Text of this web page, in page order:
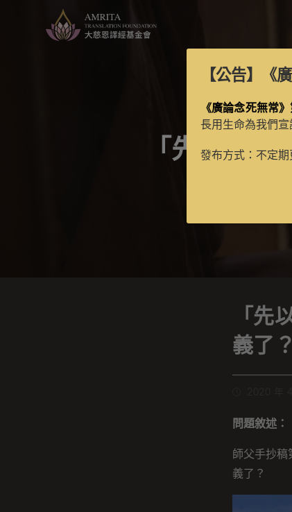
「先以欲
「先
義了？
問題敘述：
師父手抄稿
義了？
【公告】 《
《廣論念死無常
長用生命為我們宣
發布方式：不定